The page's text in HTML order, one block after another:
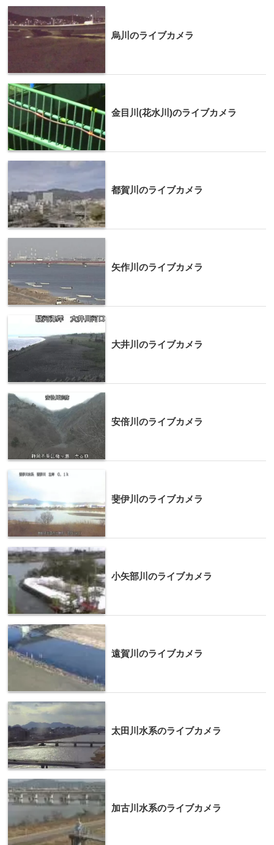
烏川のライブカメラ
金目川(花水川)のライブカメラ
都賀川のライブカメラ
矢作川のライブカメラ
大井川のライブカメラ
安倍川のライブカメラ
斐伊川のライブカメラ
小矢部川のライブカメラ
遠賀川のライブカメラ
太田川水系のライブカメラ
加古川水系のライブカメラ